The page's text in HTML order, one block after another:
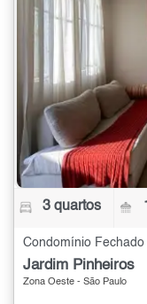
3 quartos
Jardim Pinheiros
Zona Oeste - São Paulo